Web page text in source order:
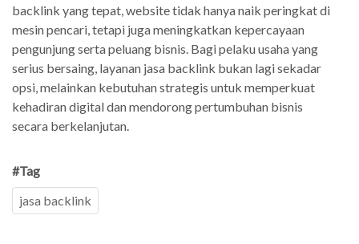
backlink yang tepat, website tidak hanya naik peringkat di
mesin pencari, tetapi juga meningkatkan kepercayaan
pengunjung serta peluang bisnis. Bagi pelaku usaha yang
serius bersaing, layanan jasa backlink bukan lagi sekadar
opsi, melainkan kebutuhan strategis untuk memperkuat
kehadiran digital dan mendorong pertumbuhan bisnis
secara berkelanjutan.
#Tag
jasa backlink